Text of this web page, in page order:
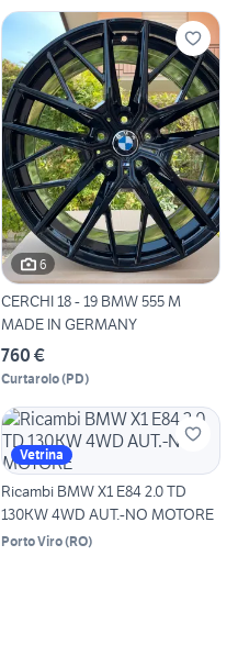
6
CERCHI 18 - 19 BMW 555 M
MADE IN GERMANY
760 €
Curtarolo(PD)
Vetrina
Ricambi BMW X1 E84 2.0 TD
130KW 4WD AUT.-NO MOTORE
Porto Viro(RO)